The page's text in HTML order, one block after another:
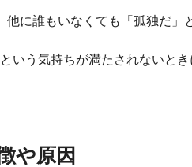
に誰もいなくても「孤独だ」
いう気持ちが満たされないと
や原因